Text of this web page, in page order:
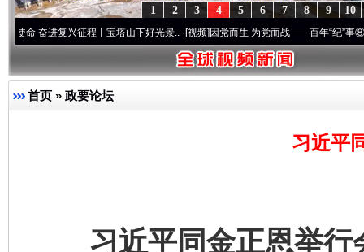
10
9
8
7
6
5
4
3
2
1
征程丨宝塔山下好光景..·[视频]因党而生 为党而战——百年“纪”事⑧加强纪律..·[视
首页 » 政要论坛
习近平
习近平同金正恩举行